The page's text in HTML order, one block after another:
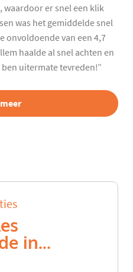
waardoor er snel een klik
was het gemiddelde snel
onvoldoende van een 4,7
haalde al snel achten en
uitermate tevreden!”
in...